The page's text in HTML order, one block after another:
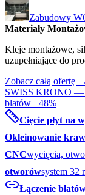
Zabudowy
Materiały
Kleje montażowe,
uzupełniające do
Zobacz całą ofertę →
SWISS KRONO —
blatów −48%
Cięcie płyt na
Okleinowanie
CNCwycięcia,
otworówsystem 32
Łączenie